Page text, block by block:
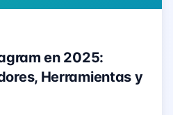
en 2025:
Herramientas y